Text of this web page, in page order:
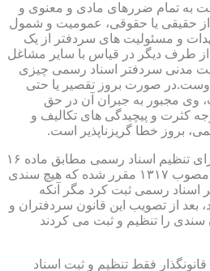
به تمام ضررهای مادی و معنوی و
حقیقی یا حقوقی، عمومیت و شمول
و مسئولیت های سردفتر از یک
طرف دیگر در قیاس با سایر مشاغل
مدنی سردفتر اسناد رسمی چیزی
اوست.در صورت بروز تقصیر یا حتی
وی مجبور به جبران آن در حق
کثرت و پیچیدگی های تکالیف و
بروز خطا گریزناپذیر است.
مبحث سوم): موانع موجود برای تنظیم اسناد رسمی مطابق ماده ۱۶
آیین نامه دفاتر اسناد رسمی مصوب ۱۳۱۷ مقرر شده که هیچ سندی
اسناد رسمی ثبت کرد مگر آنکه
بعد از تصویب این قانون سردفتران و
سندی را تنظیم و ثبت می کردند
قانونگذار فقط تنظیم و ثبت اسناد